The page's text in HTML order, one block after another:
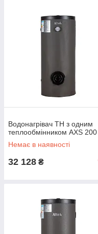
Водонагрівач ТН з одним
теплообмінником AXS 200
Немає в наявності
32 128 ₴